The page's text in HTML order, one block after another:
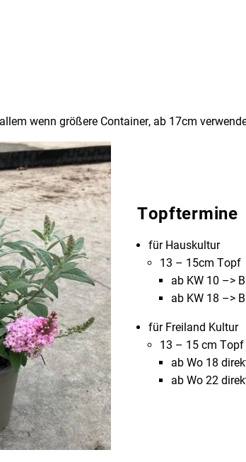
wenn größere Container, ab 17cm
Topftermine
für Hauskultur
13 – 15cm Topf
ab KW 10 –>
ab KW 18 –>
für Freiland Kultur
13 – 15 cm Topf
ab Wo 18
ab Wo 22